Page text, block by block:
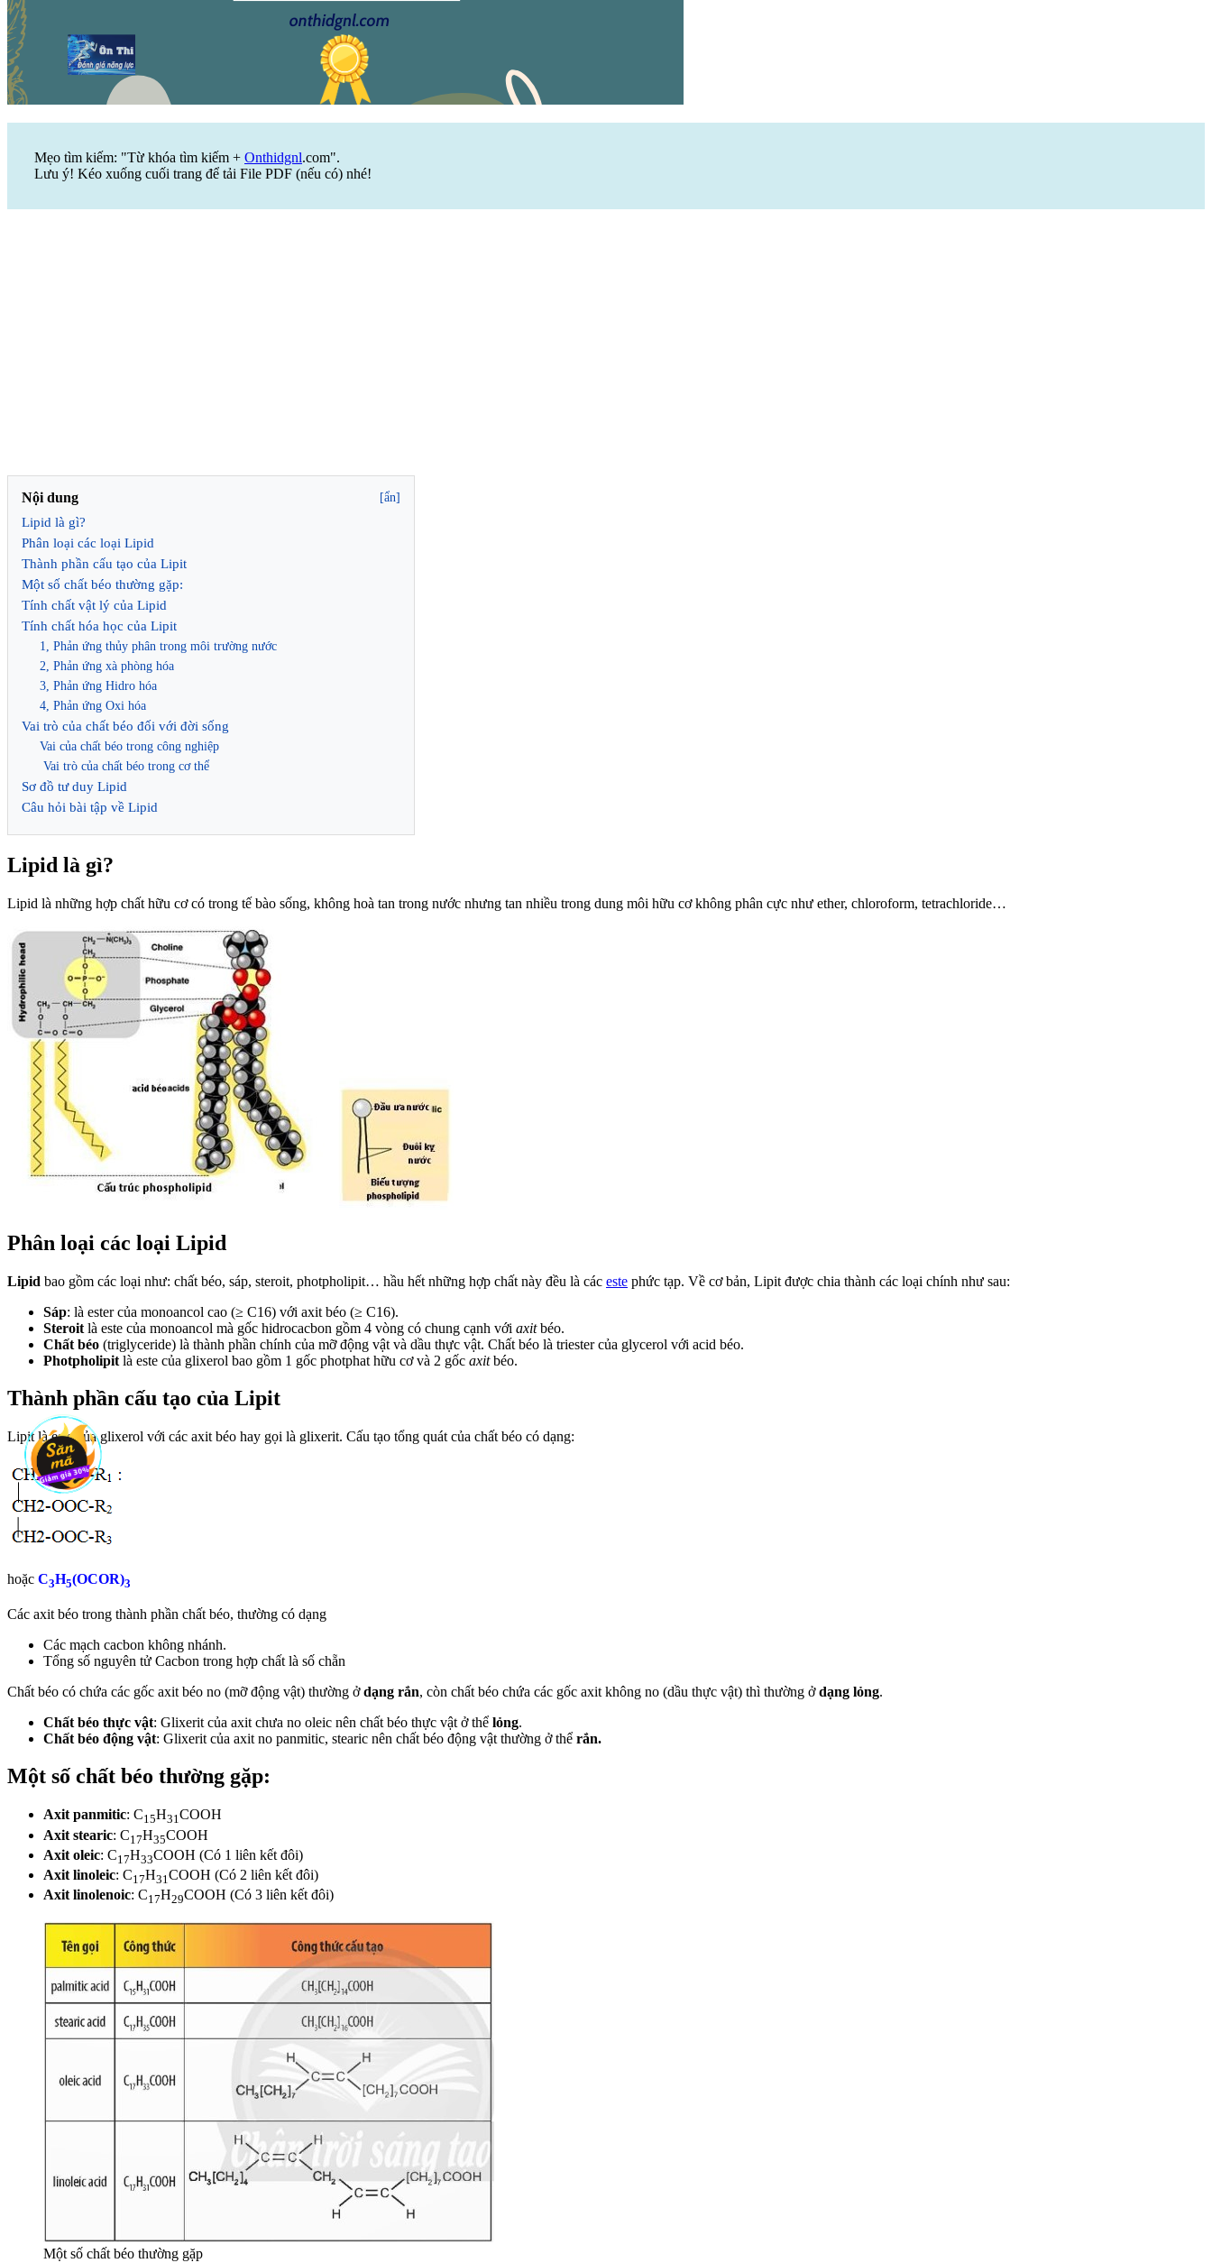
Mẹo tìm kiếm: "Từ khóa tìm kiếm + Onthidgnl.com".
Lưu ý! Kéo xuống cuối trang để tải File PDF (nếu có) nhé!
Nội dung [ẩn]
Lipid là gì?
Phân loại các loại Lipid
Thành phần cấu tạo của Lipit
Một số chất béo thường gặp:
Tính chất vật lý của Lipid
Tính chất hóa học của Lipit
1, Phản ứng thủy phân trong môi trường nước
2, Phản ứng xà phòng hóa
3, Phản ứng Hidro hóa
4, Phản ứng Oxi hóa
Vai trò của chất béo đối với đời sống
Vai của chất béo trong công nghiệp
Vai trò của chất béo trong cơ thể
Sơ đồ tư duy Lipid
Câu hỏi bài tập về Lipid
Lipid là gì?
Lipid là những hợp chất hữu cơ có trong tế bào sống, không hoà tan trong nước nhưng tan nhiều trong dung môi hữu cơ không phân cực như ether, chloroform, tetrachloride…
Phân loại các loại Lipid
Lipid bao gồm các loại như: chất béo, sáp, steroit, photpholipit… hầu hết những hợp chất này đều là các este phức tạp. Về cơ bản, Lipit được chia thành các loại chính như sau:
Sáp: là ester của monoancol cao (≥ C16) với axit béo (≥ C16).
Steroit là este của monoancol mà gốc hidrocacbon gồm 4 vòng có chung cạnh với axitbéo.
Chất béo (triglyceride) là thành phần chính của mỡ động vật và dầu thực vật. Chất béo là triester của glycerol với acid béo.
Photpholipit là este của glixerol bao gồm 1 gốc photphat hữu cơ và 2 gốc axitbéo.
Thành phần cấu tạo của Lipit
Lipit là este của glixerol với các axit béo hay gọi là glixerit. Cấu tạo tổng quát của chất béo có dạng:
hoặc C3H5(OCOR)3
Các axit béo trong thành phần chất béo, thường có dạng
Các mạch cacbon không nhánh.
Tổng số nguyên tử Cacbon trong hợp chất là số chẵn
Chất béo có chứa các gốc axit béo no (mỡ động vật) thường ởdạng rắn, còn chất béo chứa các gốc axit không no (dầu thực vật) thì thường ởdạng lỏng.
Chất béo thực vật: Glixerit của axit chưa no oleic nên chất béo thực vật ở thể lỏng.
Chất béo động vật: Glixerit của axit no panmitic, stearic nên chất béo động vật thường ở thể rắn.
Một số chất béo thường gặp:
Axit panmitic: C15H31COOH
Axit stearic: C17H35COOH
Axit oleic: C17H33COOH (Có 1 liên kết đôi)
Axit linoleic: C17H31COOH (Có 2 liên kết đôi)
Axit linolenoic: C17H29COOH (Có 3 liên kết đôi)
Một số chất béo thường gặp